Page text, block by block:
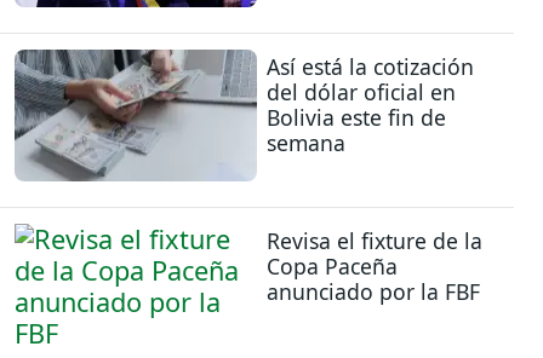
Así está la cotización
del dólar oficial en
Bolivia este fin de
semana
Revisa el fixture de la
Copa Paceña
anunciado por la FBF